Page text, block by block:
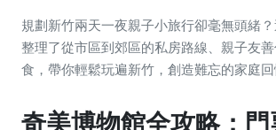
規劃新竹兩天一夜親子小旅行卻毫無頭緒
整理了從市區到郊區的私房路線、親子友
食，帶你輕鬆玩遍新竹，創造難忘的家庭回
奇美博物館全攻略：